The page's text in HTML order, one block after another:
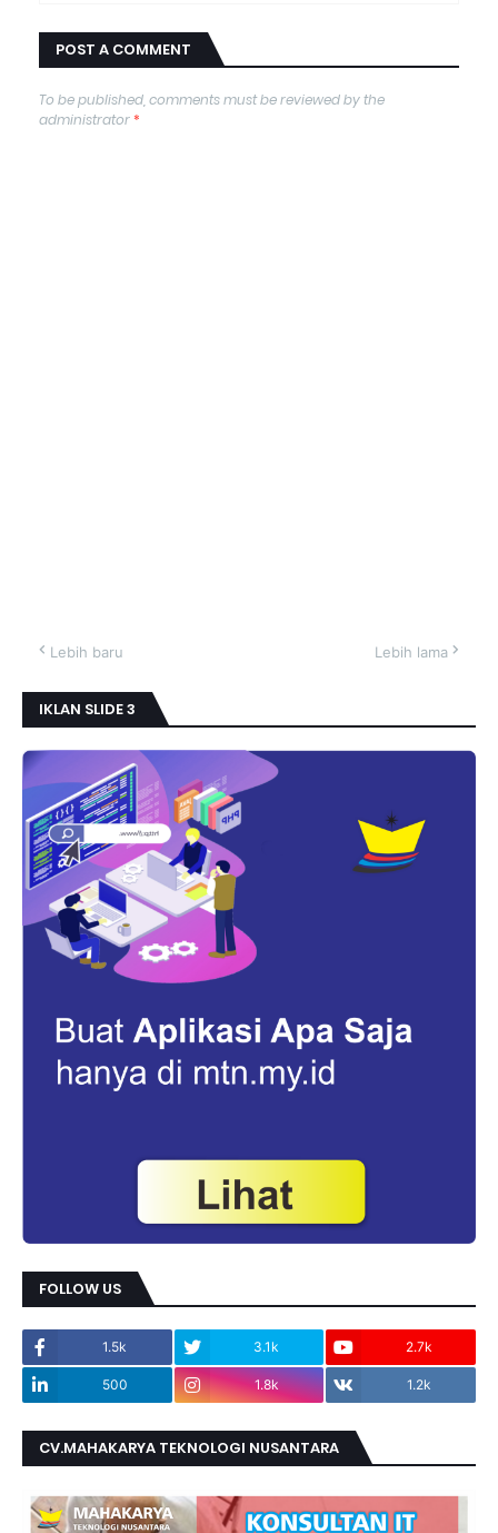
POST A COMMENT
To be published, comments must be reviewed by the
administrator*
Lebih baru Lebih lama
IKLAN SLIDE 3
FOLLOW US
1.5k 3.1k 2.7k
500 1.8k 1.2k
CV.MAHAKARYA TEKNOLOGI NUSANTARA